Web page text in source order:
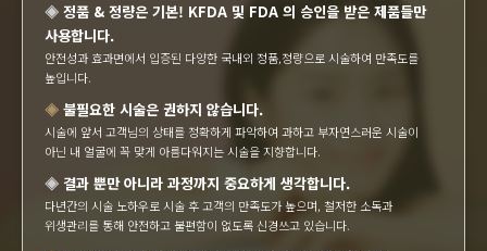
◈ 정품 & 정량은 기본! KFDA 및 FDA 의 승인을 받은 제품들만
사용합니다.
안전성과 효과면에서 입증된 다양한 국내외 정품,정량으로 시술하여 만족도를
높입니다.
◈ 불필요한 시술은 권하지 않습니다.
시술에 앞서 고객님의 상태를 정확하게 파악하여 과하고 부자연스러운 시술이
아닌 내 얼굴에 꼭 맞게 아름다워지는 시술을 지향합니다.
◈ 결과 뿐만 아니라 과정까지 중요하게 생각합니다.
다년간의 시술 노하우로 시술 후 고객의 만족도가 높으며, 철저한 소독과
위생관리를 통해 안전하고 불편함이 없도록 신경쓰고 있습니다.